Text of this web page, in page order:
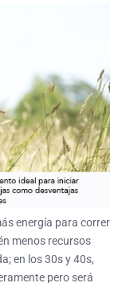
energía para correr
menos recursos
en los 30s y 40s,
pero será